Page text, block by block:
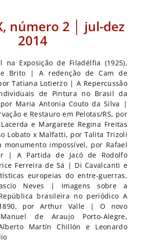
número 2 │ jul-dez
2014
na Exposição de Filadélfia (1925),
Brito | A redenção de Cam de
Tatiana Lotierzo | A Repercussão
de Pintura no Brasil da
Maria Antonia Couto da Silva |
e Restauro em Pelotas/RS, por
e Margarete Regina Freitas
Lobato x Malfatti, por Talita Trizoli
impossível, por Rafael
| A Partida de Jacó de Rodolfo
Ferreira de Sá | Di Cavalcanti e
europeias do entre-guerras,
Neves | Imagens sobre a
brasileira no periódico A
1890, por Arthur Valle | O novo
de Araujo Porto-Alegre,
Martín Chillón e Leonardo